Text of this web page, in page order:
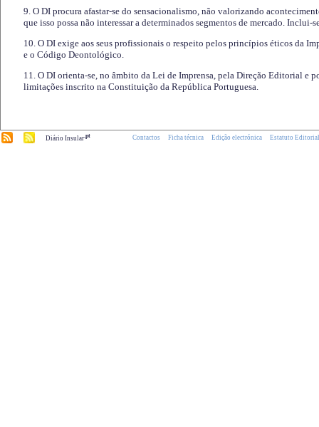
9. O DI procura afastar-se do sensacionalismo, não valorizando
que isso possa não interessar a determinados segmentos de mercado.
10. O DI exige aos seus profissionais o respeito pelos princípios éticos da
e o Código Deontológico.
11. O DI orienta-se, no âmbito da Lei de Imprensa, pela Direção Editorial e
limitações inscrito na Constituição da República Portuguesa.
Diário Insular.pt Contactos Ficha técnica Edição electrónica Estatuto Editorial